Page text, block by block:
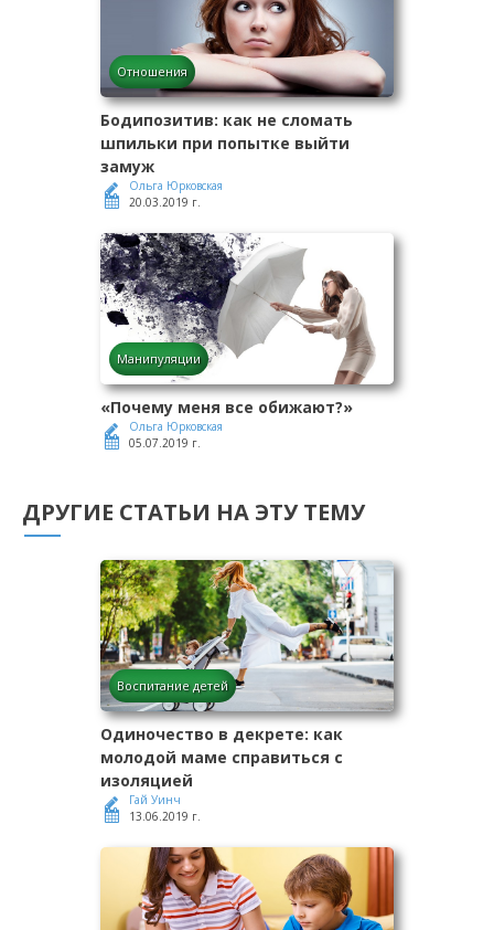
Отношения
Бодипозитив: как не сломать
шпильки при попытке выйти
замуж
Ольга Юрковская
20.03.2019 г.
Манипуляции
«Почему меня все обижают?»
Ольга Юрковская
05.07.2019 г.
ДРУГИЕ СТАТЬИ НА ЭТУ ТЕМУ
Воспитание детей
Одиночество в декрете: как
молодой маме справиться с
изоляцией
Гай Уинч
13.06.2019 г.